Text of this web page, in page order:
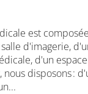
est
d'imagerie,
d'un
disposons :